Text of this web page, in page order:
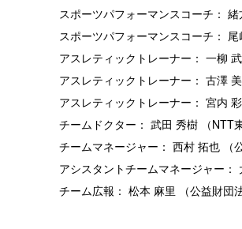
スポーツパフォーマンスコーチ：
スポーツパフォーマンスコーチ： 尾
アスレティックトレーナー： 一柳
アスレティックトレーナー： 古澤
アスレティックトレーナー： 宮内
チームドクター： 武田 秀樹 （NTT
チームマネージャー： 西村 拓也 （
アシスタントチームマネージャー：
チーム広報： 松本 麻里 （公益財団